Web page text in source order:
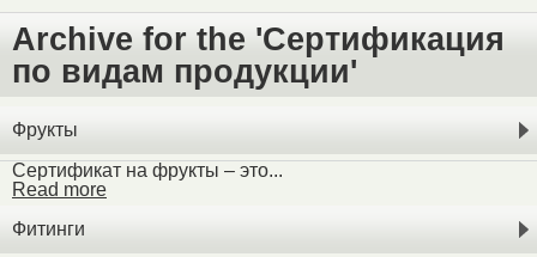
Archive for the 'Сертификация
по видам продукции'
Фрукты
Сертификат на фрукты – это...
Read more
Фитинги